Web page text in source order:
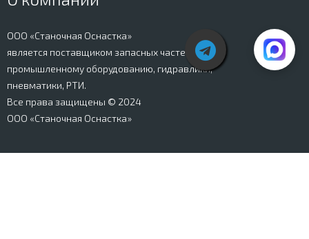
ООО «Станочная Оснастка»
является поставщиком запасных частей к
промышленному оборудованию, гидравлики,
пневматики, РТИ.
Все права защищены © 2024
ООО «Станочная Оснастка»